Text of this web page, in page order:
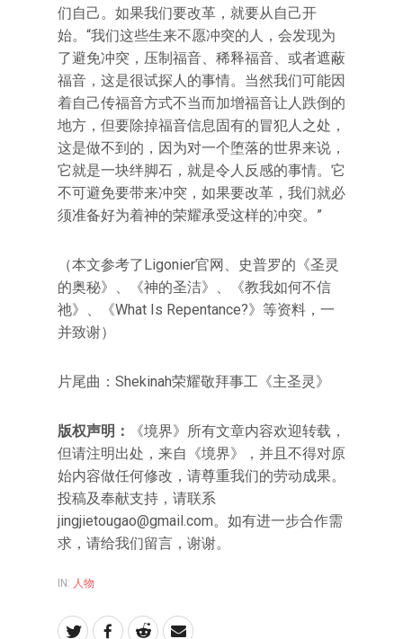
们自己。如果我们要改革，就要从自己开
始。“我们这些生来不愿冲突的人，会发现为
了避免冲突，压制福音、稀释福音、或者遮蔽
福音，这是很试探人的事情。当然我们可能因
着自己传福音方式不当而加增福音让人跌倒的
地方，但要除掉福音信息固有的冒犯人之处，
这是做不到的，因为对一个堕落的世界来说，
它就是一块绊脚石，就是令人反感的事情。它
不可避免要带来冲突，如果要改革，我们就必
须准备好为着神的荣耀承受这样的冲突。”
（本文参考了Ligonier官网、史普罗的《圣灵
的奥秘》、《神的圣洁》、《教我如何不信
祂》、《What Is Repentance?》等资料，一
并致谢）
片尾曲：Shekinah荣耀敬拜事工《主圣灵》
版权声明：
《境界》所有文章内容欢迎转载，
但请注明出处，来自《境界》，并且不得对原
始内容做任何修改，请尊重我们的劳动成果。
投稿及奉献支持，请联系
jingjietougao@gmail.com。如有进一步合作需
求，请给我们留言，谢谢。
IN: 人物